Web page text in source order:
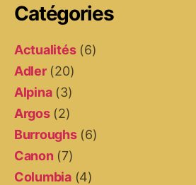
Catégories
Actualités(6)
Adler(20)
Alpina(3)
Argos(2)
Burroughs(6)
Canon (7)
Columbia(4)